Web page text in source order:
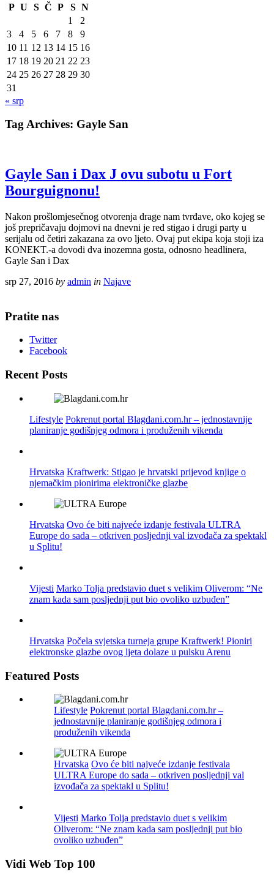
P U S Č P S N
1
2
3
4 5 6 7 8
9
10 11 12 13 14 15 16
17 18 19 20 21 22 23
24 25 26 27 28 29 30
31
« srp
Tag Archives: Gayle San
Gayle San i Dax J ovu subotu u Fort
Bourguignonu!
Nakon prošlomjesečnog otvorenja drage nam tvrđave, oko kojeg se
još prepričavaju dojmovi na dnevni je red stigao i drugi party u
serijalu od četiri zakazana za ovo ljeto. Ovaj put ekipa koja stoji iza
KONEKT.-a dovodi dva inozemna gosta, odnosno headlinera,
Gayle San i Dax
srp 27, 2016 by admin in Najave
Pratite nas
Twitter
Facebook
Recent Posts
Lifestyle Pokrenut portal Blagdani.com.hr – jednostavnije
planiranje godišnjeg odmora i produženih vikenda
Hrvatska Kraftwerk: Stigao je hrvatski prijevod knjige o
njemačkim pionirima elektroničke glazbe
Hrvatska Ovo će biti najveće izdanje festivala ULTRA
Europe do sada – otkriven posljednji val izvođača za spektakl
u Splitu!
Vijesti Marko Tolja predstavio duet s velikim Oliverom: “Ne
znam kada sam posljednji put bio ovoliko uzbuđen”
Hrvatska Počela svjetska turneja grupe Kraftwerk! Pioniri
elektronske glazbe ovog ljeta dolaze u pulsku Arenu
Featured Posts
Lifestyle Pokrenut portal Blagdani.com.hr –
jednostavnije planiranje godišnjeg odmora i
produženih vikenda
Hrvatska Ovo će biti najveće izdanje festivala
ULTRA Europe do sada – otkriven posljednji val
izvođača za spektakl u Splitu!
Vijesti Marko Tolja predstavio duet s velikim
Oliverom: “Ne znam kada sam posljednji put bio
ovoliko uzbuđen”
Vidi Web Top 100